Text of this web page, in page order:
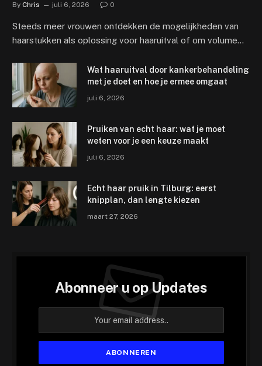
By Chris juli 6, 2026 0
Steeds meer vrouwen ontdekken de mogelijkheden van
haarstukken als oplossing voor haaruitval of om volume…
Wat haaruitval door kankerbehandeling
met je doet en hoe je ermee omgaat
juli 6, 2026
Pruiken van echt haar: wat je moet
weten voor je een keuze maakt
juli 6, 2026
Echt haar pruik in Tilburg: eerst
knipplan, dan lengte kiezen
maart 27, 2026
Abonneer u op Updates